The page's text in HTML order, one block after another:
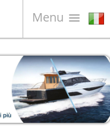
Menu